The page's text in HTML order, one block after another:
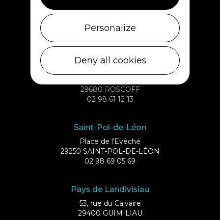
29253 ILE DE BATZ
Roscoff
29680 ROSCOFF
02 98 61 12 13
Saint-Pol-de-Léon
Place de l’Evêché
29250 SAINT-POL-DE-LÉON
02 98 69 05 69
Pays de Landivisiau
53, rue du Calvaire
29400 GUIMILIAU
Personalize
Deny all cookies